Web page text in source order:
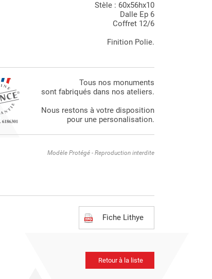
Stèle : 60x56hx10
Dalle Ep 6
Coffret 12/6
Finition Polie.
Tous nos monuments
sont fabriqués dans nos ateliers.
Nous restons à votre disposition
pour une personalisation.
Modèle Protégé - Reproduction interdite
Fiche Lithye
Retour à la liste